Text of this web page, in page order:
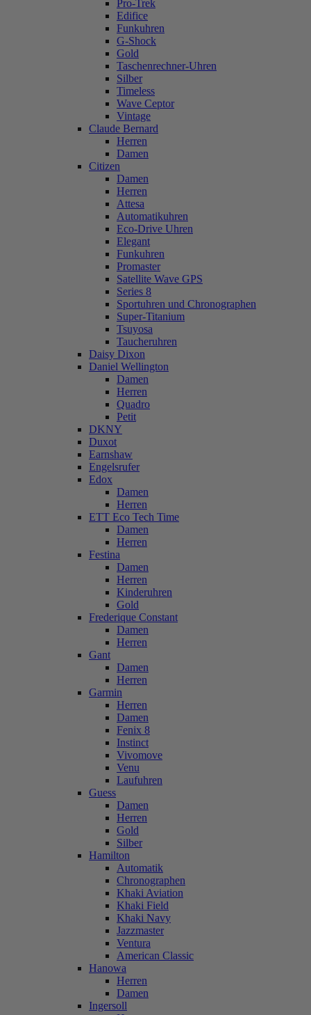
Pro-Trek
Edifice
Funkuhren
G-Shock
Gold
Taschenrechner-Uhren
Silber
Timeless
Wave Ceptor
Vintage
Claude Bernard
Herren
Damen
Citizen
Damen
Herren
Attesa
Automatikuhren
Eco-Drive Uhren
Elegant
Funkuhren
Promaster
Satellite Wave GPS
Series 8
Sportuhren und Chronographen
Super-Titanium
Tsuyosa
Taucheruhren
Daisy Dixon
Daniel Wellington
Damen
Herren
Quadro
Petit
DKNY
Duxot
Earnshaw
Engelsrufer
Edox
Damen
Herren
ETT Eco Tech Time
Damen
Herren
Festina
Damen
Herren
Kinderuhren
Gold
Frederique Constant
Damen
Herren
Gant
Damen
Herren
Garmin
Herren
Damen
Fenix 8
Instinct
Vivomove
Venu
Laufuhren
Guess
Damen
Herren
Gold
Silber
Hamilton
Automatik
Chronographen
Khaki Aviation
Khaki Field
Khaki Navy
Jazzmaster
Ventura
American Classic
Hanowa
Herren
Damen
Ingersoll